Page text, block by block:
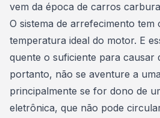
vem da época de carros
O sistema de arrefecimento tem
temperatura ideal do motor. E
quente o suficiente para causar
portanto, não se aventure a
principalmente se for dono de
eletrônica, que não pode